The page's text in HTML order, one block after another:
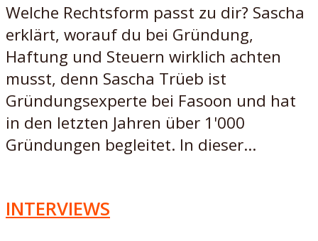
Welche Rechtsform passt zu dir? Sascha
erklärt, worauf du bei Gründung,
Haftung und Steuern wirklich achten
musst, denn Sascha Trüeb ist
Gründungsexperte bei Fasoon und hat
in den letzten Jahren über 1'000
Gründungen begleitet. In dieser...
INTERVIEWS